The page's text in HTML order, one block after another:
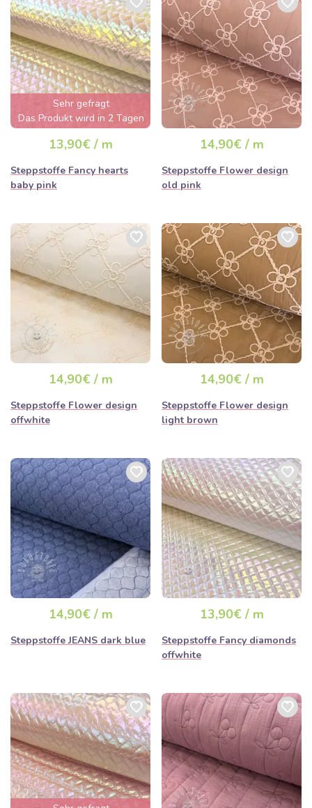
Für Kinder:Wärmende Fußsäcke für den Kinderwagen,
Kinderjacken oder Spieldecken.
Zuhause:Stilvolle Tagesdecken, Dekokissen oder
Sitzunterlagen.
Sehr gefragt
Das Produkt wird in 2 Tagen
ausverkauft sein
13,90€ / m
Steppstoffe Fancy hearts
baby pink
14,90€ / m
Steppstoffe Flower design
old pink
14,90€ / m
Steppstoffe Flower design
offwhite
14,90€ / m
Steppstoffe Flower design
light brown
14,90€ / m
Steppstoffe JEANS dark blue
13,90€ / m
Steppstoffe Fancy diamonds
offwhite